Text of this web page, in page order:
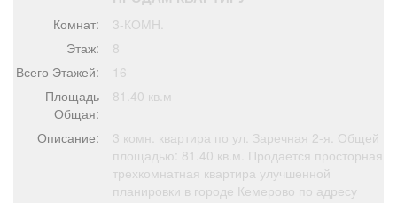
Обучение
Комнат:
3-КОМН.
Этаж:
8
Всего Этажей:
16
Площадь
Общая:
81.40 кв.м
Описание:
3 комн. квартира по ул. Заречная 2-я. Общей
площадью: 81.40 кв.м. Продается просторная
трехкомнатная квартира улучшенной
планировки в городе Кемерово по адресу